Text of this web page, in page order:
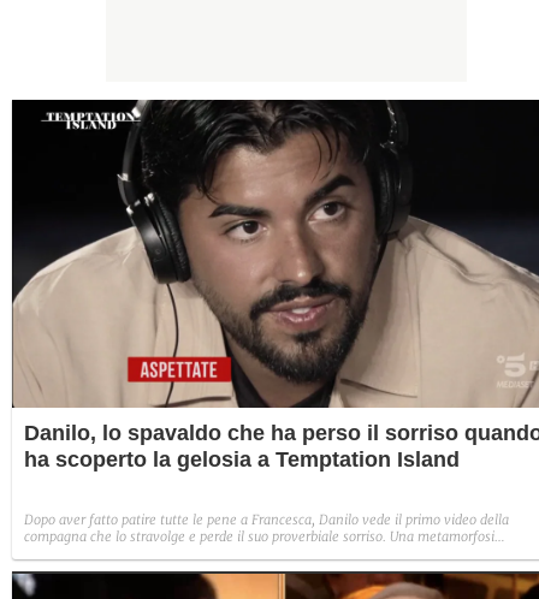
Danilo, lo spavaldo che ha perso il sorriso
ha scoperto la gelosia a Temptation Island
Dopo aver fatto patire tutte le pene a Francesca, Danilo vede il primo video della
compagna che lo stravolge e perde il suo proverbiale sorriso. Una metamorfosi